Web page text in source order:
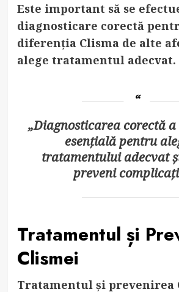
Este important să se
diagnosticare corectă
diferenția Clisma de alte
alege tratamentul adecvat.
„Diagnosticarea corectă a
esențială pentru
tratamentului adecvat
preveni
Tratamentul și
Clismei
Tratamentul și prevenirea